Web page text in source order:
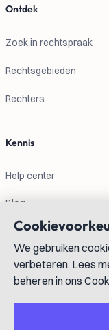
Ontdek
Zoek in rechtspraak
Rechtsgebieden
Rechters
Kennis
Help center
Blog
Contactgegevens
info@lexboost.com
We gebruiken
verbeteren. Lees
beheren in ons